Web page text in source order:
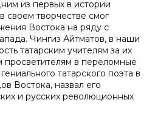
из первых в истории
своем творчестве смог
Востока на ряду с
Чингиз Айтматов, в наши
татарским учителям за их
просветителям в переломные
татарского поэта в
Востока, назвал его
и русских революционных